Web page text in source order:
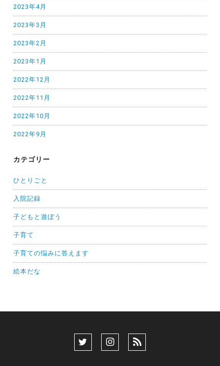
2023年4月
2023年3月
2023年2月
2023年1月
2022年12月
2022年11月
2022年10月
2022年9月
カテゴリー
ひとりごと
入院記録
子どもと遊ぼう
子育て
子育ての悩みに答えます
絵本だな